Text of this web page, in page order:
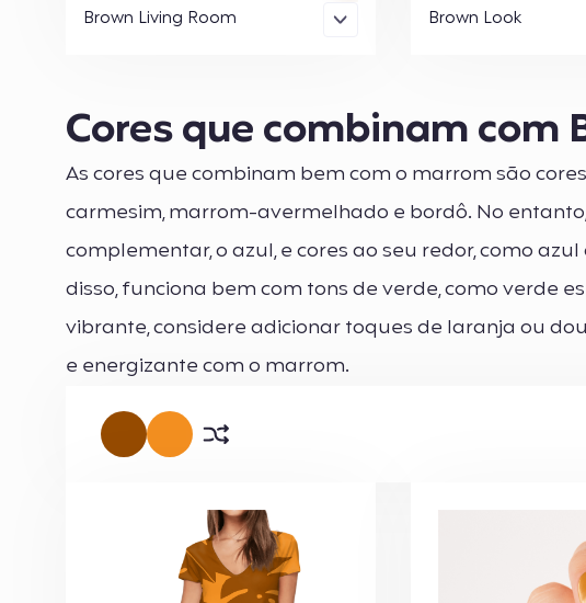
Brown Living Room Brown Look
Cores que combinam com
As cores que combinam bem com o marrom são
carmesim, marrom-avermelhado e bordô. No
complementar, o azul, e cores ao seu redor, como
disso, funciona bem com tons de verde, como verde
vibrante, considere adicionar toques de laranja ou
e energizante com o marrom.